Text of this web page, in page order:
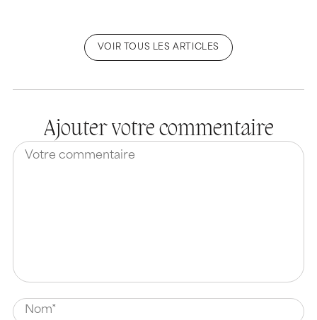
VOIR TOUS LES ARTICLES
Ajouter votre commentaire